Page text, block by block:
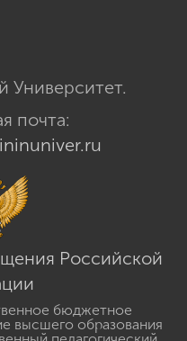
почта:
Российской
бюджетное
высшего образования